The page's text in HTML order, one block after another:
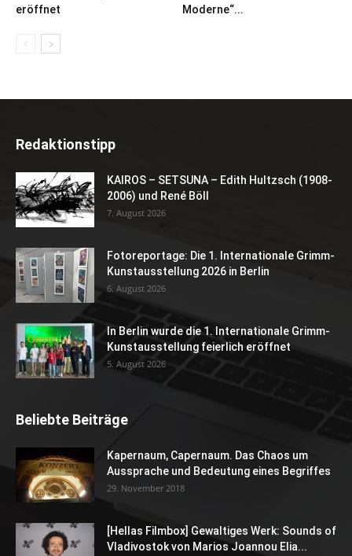
eröffnet
Moderne“...
Redaktionstipp
KAIROS – SETSUNA – Edith Hultzsch (1908-
2006) und René Böll
7. August 2026
Fotoreportage: Die 1. Internationale Grimm-
Kunstausstellung 2026 in Berlin
6. August 2026
In Berlin wurde die 1. Internationale Grimm-
Kunstausstellung feierlich eröffnet
5. August 2026
Beliebte Beiträge
Kapernaum, Capernaum. Das Chaos um
Aussprache und Bedeutung eines Begriffes
29. November 2018
[Hellas Filmbox] Gewaltiges Werk: Sounds of
Vladivostok von Marios Joannou Elia...